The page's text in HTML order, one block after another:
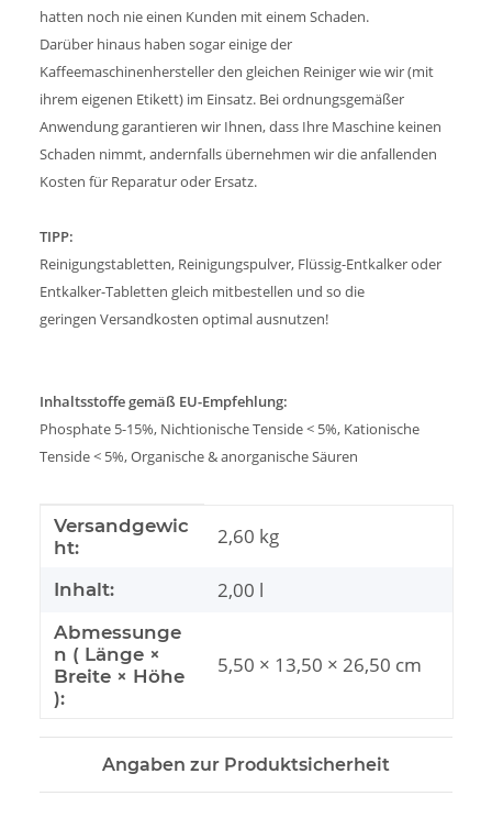
hatten noch nie einen Kunden mit einem Schaden.
Darüber hinaus haben sogar einige der
Kaffeemaschinenhersteller den gleichen Reiniger wie wir (mit
ihrem eigenen Etikett) im Einsatz. Bei ordnungsgemäßer
Anwendung garantieren wir Ihnen, dass Ihre Maschine keinen
Schaden nimmt, andernfalls übernehmen wir die anfallenden
Kosten für Reparatur oder Ersatz.
TIPP:
Reinigungstabletten, Reinigungspulver, Flüssig-Entkalker oder
Entkalker-Tabletten gleich mitbestellen und so die
geringen Versandkosten optimal ausnutzen!
Inhaltsstoffe gemäß EU-Empfehlung:
Phosphate 5-15%, Nichtionische Tenside < 5%, Kationische
Tenside < 5%, Organische & anorganische Säuren
Produkteigenschaft
Wert
Versandgewic
ht:
2,60 kg
Inhalt: 2,00 l
Abmessunge
n ( Länge ×
Breite × Höhe
):
5,50 × 13,50 × 26,50 cm
Angaben zur Produktsicherheit